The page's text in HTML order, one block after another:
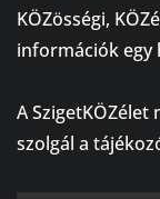
KÖZösségi,
információk egy
A
szolgál a